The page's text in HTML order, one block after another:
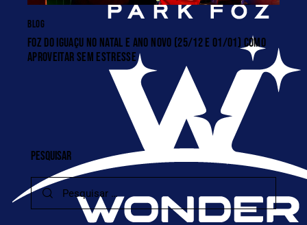
BLOG
FOZ DO IGUAÇU NO NATAL E ANO NOVO (25/12 E 01/01) COMO
APROVEITAR SEM ESTRESSE
PESQUISAR